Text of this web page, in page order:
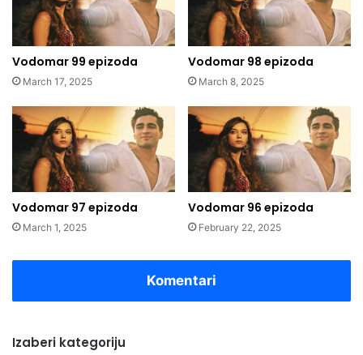
Vodomar 99 epizoda
March 17, 2025
Vodomar 98 epizoda
March 8, 2025
Vodomar 97 epizoda
March 1, 2025
Vodomar 96 epizoda
February 22, 2025
Komentari
Izaberi kategoriju